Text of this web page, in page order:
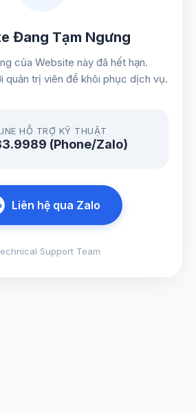
Đang Tạm Ngưng
của Website này đã hết hạn.
quản trị viên để khôi phục dịch vụ.
HỖ TRỢ KỸ THUẬT
(Phone/Zalo)
Liên hệ qua Zalo
Support Team